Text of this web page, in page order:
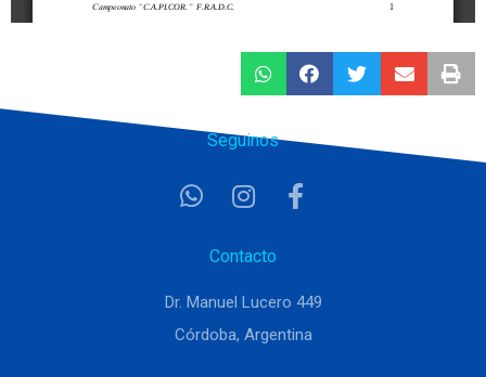
Seguinos
Contacto
Dr. Manuel Lucero 449
Córdoba, Argentina